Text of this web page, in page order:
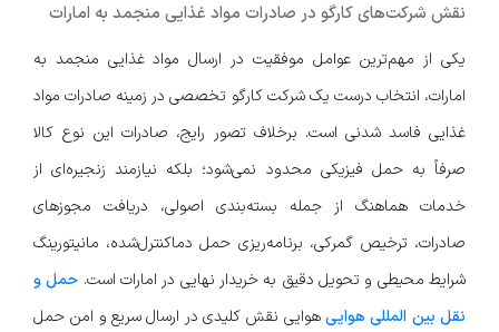
نقش شرکت‌های کارگو در صادرات مواد غذایی منجمد به امارات
یکی از مهم‌ترین عوامل موفقیت در ارسال مواد غذایی منجمد به
امارات، انتخاب درست یک شرکت کارگو تخصصی در زمینه صادرات مواد
غذایی فاسد شدنی است. برخلاف تصور رایج، صادرات این نوع کالا
صرفاً به حمل فیزیکی محدود نمی‌شود؛ بلکه نیازمند زنجیره‌ای از
خدمات هماهنگ از جمله بسته‌بندی اصولی، دریافت مجوزهای
صادرات، ترخیص گمرکی، برنامه‌ریزی حمل دماکنترل‌شده، مانیتورینگ
شرایط محیطی و تحویل دقیق به خریدار نهایی در امارات است. حمل و
نقل بین المللی هواییهوایی نقش کلیدی در ارسال سریع و امن حمل